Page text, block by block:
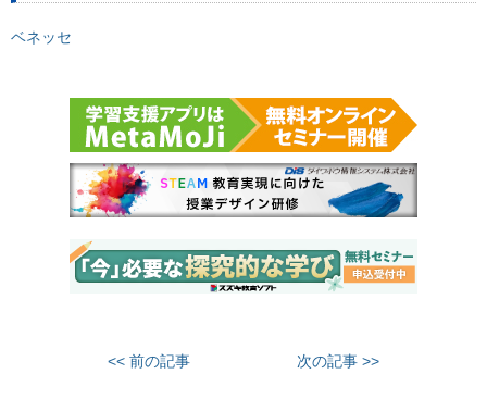
ベネッセ
<< 前の記事 次の記事 >>